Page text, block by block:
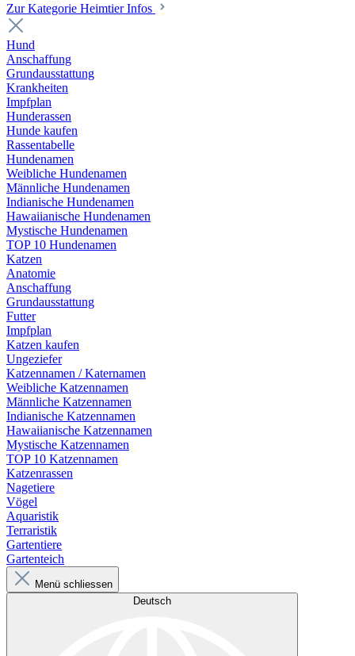
Zur Kategorie Heimtier Infos
Hund
Anschaffung
Grundausstattung
Krankheiten
Impfplan
Hunderassen
Hunde kaufen
Rassentabelle
Hundenamen
Weibliche Hundenamen
Männliche Hundenamen
Indianische Hundenamen
Hawaiianische Hundenamen
Mystische Hundenamen
TOP 10 Hundenamen
Katzen
Anatomie
Anschaffung
Grundausstattung
Futter
Impfplan
Katzen kaufen
Ungeziefer
Katzennamen / Katernamen
Weibliche Katzennamen
Männliche Katzennamen
Indianische Katzennamen
Hawaiianische Katzennamen
Mystische Katzennamen
TOP 10 Katzennamen
Katzenrassen
Nagetiere
Vögel
Aquaristik
Terraristik
Gartentiere
Gartenteich
Menü schliessen
Deutsch